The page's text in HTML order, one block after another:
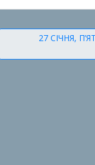
27 СІЧНЯ,